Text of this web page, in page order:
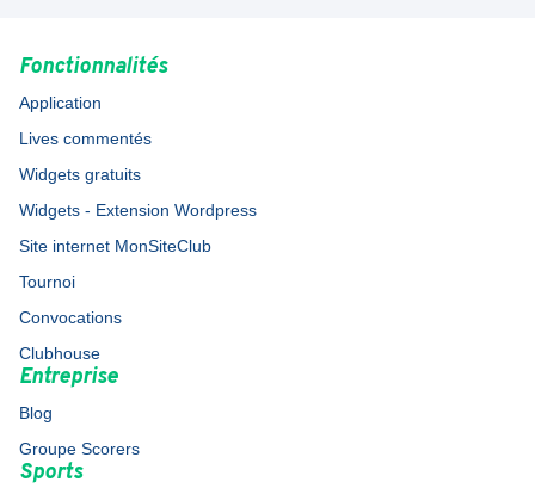
Fonctionnalités
Application
Lives commentés
Widgets gratuits
Widgets - Extension Wordpress
Site internet MonSiteClub
Tournoi
Convocations
Clubhouse
Entreprise
Blog
Groupe Scorers
Sports